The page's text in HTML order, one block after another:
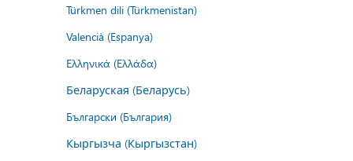
Türkmen dili (Türkmenistan)
Valencià (Espanya)
Ελληνικά (Ελλάδα)
Беларуская (Беларусь)
Български (България)
Кыргызча (Кыргызстан)